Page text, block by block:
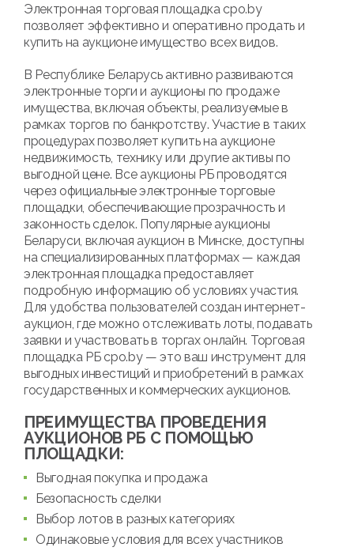
Электронная торговая площадка cpo.by
позволяет эффективно и оперативно продать и
купить на аукционе имущество всех видов.
В Республике Беларусь активно развиваются
электронные торги и аукционы по продаже
имущества, включая объекты, реализуемые в
рамках торгов по банкротству. Участие в таких
процедурах позволяет купить на аукционе
недвижимость, технику или другие активы по
выгодной цене. Все аукционы РБ проводятся
через официальные электронные торговые
площадки, обеспечивающие прозрачность и
законность сделок. Популярные аукционы
Беларуси, включая аукцион в Минске, доступны
на специализированных платформах — каждая
электронная площадка предоставляет
подробную информацию об условиях участия.
Для удобства пользователей создан интернет-
аукцион, где можно отслеживать лоты, подавать
заявки и участвовать в торгах онлайн. Торговая
площадка РБ cpo.by — это ваш инструмент для
выгодных инвестиций и приобретений в рамках
государственных и коммерческих аукционов.
ПРЕИМУЩЕСТВА ПРОВЕДЕНИЯ
АУКЦИОНОВ РБ С ПОМОЩЬЮ
ПЛОЩАДКИ:
Выгодная покупка и продажа
Безопасность сделки
Выбор лотов в разных категориях
Одинаковые условия для всех участников